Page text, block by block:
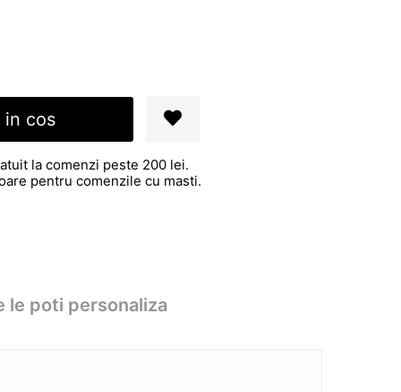
in cos
la comenzi peste 200 lei.
pentru comenzile cu masti.
le poti personaliza